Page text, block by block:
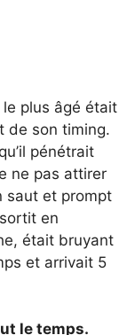
le plus âgé était
de son timing.
pénétrait
ne pas attirer
saut et prompt
en
était bruyant
et arrivait 5
le temps.